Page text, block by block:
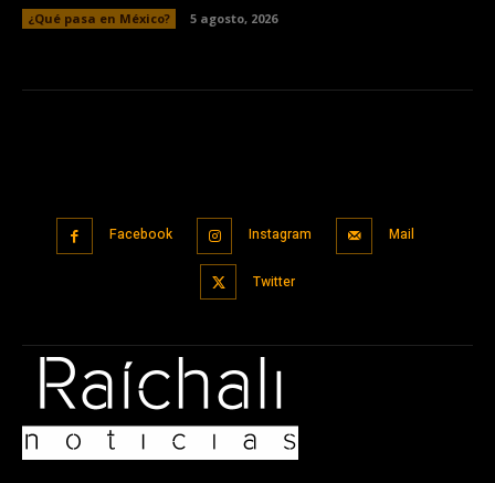
¿Qué pasa en México? 5 agosto, 2026
Facebook Instagram Mail
Twitter